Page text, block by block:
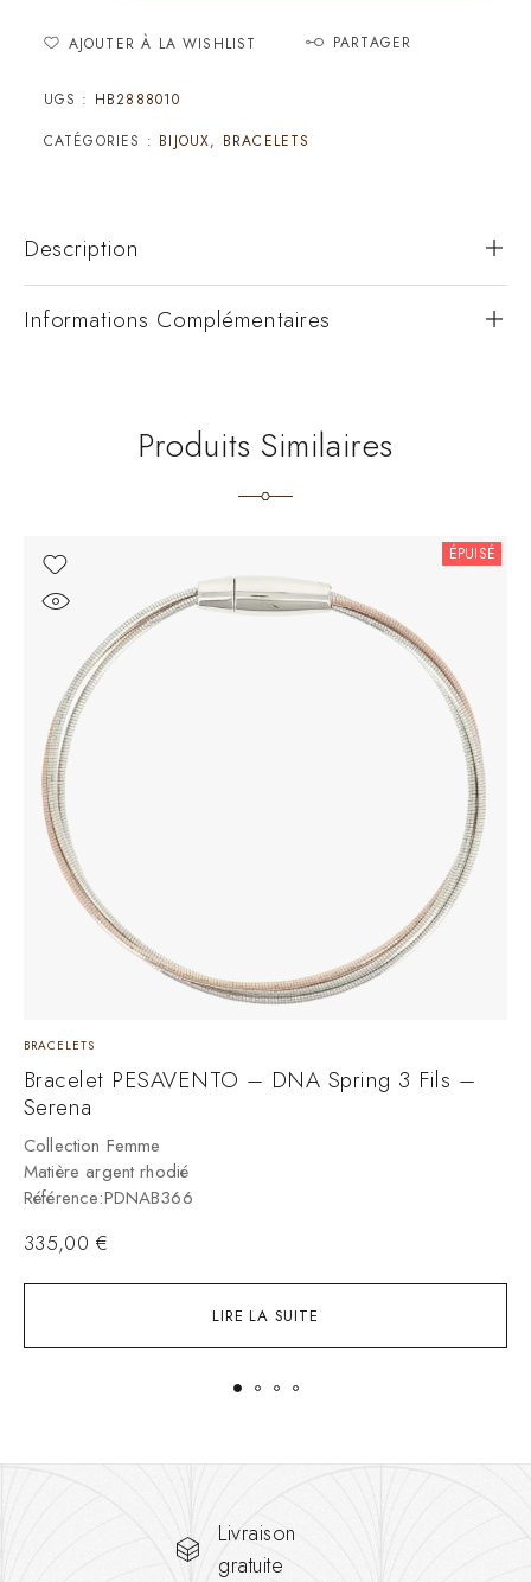
AJOUTER À LA WISHLIST PARTAGER
UGS : HB2888010
CATÉGORIES : BIJOUX, BRACELETS
Description
Informations Complémentaires
Produits Similaires
ÉPUISÉ
LIRE LA SUITE
BRACELETS
Bracelet PESAVENTO – DNA Spring 3 Fils –
Serena
Collection Femme
Matière argent rhodié
Référence:PDNAB366
335,00 €
Livraison
gratuite